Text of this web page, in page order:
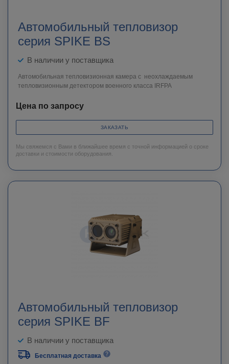
Автомобильный тепловизор
серия SPIKE BS
В наличии у поставщика
Автомобильная тепловизионная камера с неохлаждаемым
тепловизионным детектором военного класса IRFPA
Цена по запросу
ЗАКАЗАТЬ
Мы свяжемся с Вами в ближайшее время с точной информацией о сроке
доставки и стоимости оборудования.
Автомобильный тепловизор
серия SPIKE BF
В наличии у поставщика
Бесплатная доставка